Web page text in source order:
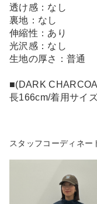
透け感：なし
裏地：なし
伸縮性：あり
光沢感：なし
生地の厚さ：普通
■(DARK
長166cm/着用サイ
スタッフコーディネー